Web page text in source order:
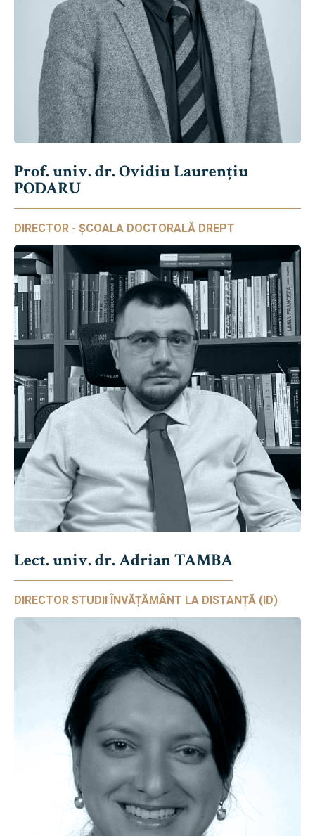
Prof. univ. dr. Ovidiu Laurențiu
PODARU
DIRECTOR - ȘCOALA DOCTORALĂ DREPT
Lect. univ. dr. Adrian TAMBA
DIRECTOR STUDII ÎNVĂȚĂMÂNT LA DISTANȚĂ (ID)